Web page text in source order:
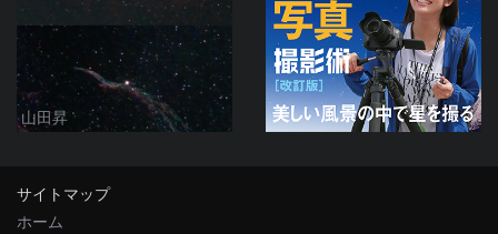
山田昇
サイトマップ
ホーム